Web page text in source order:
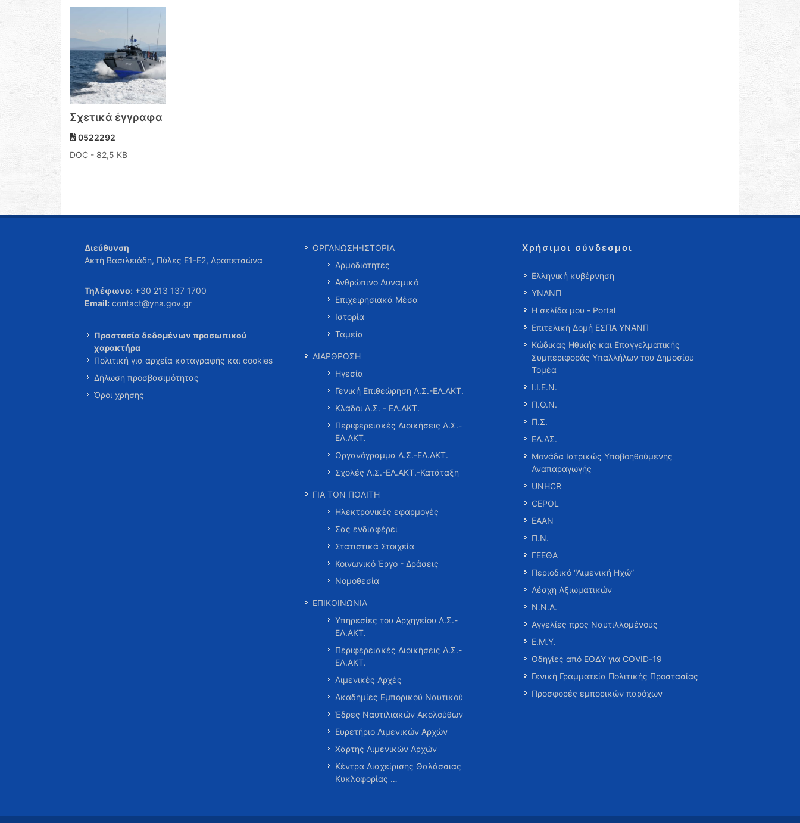
Σχετικά έγγραφα
0522292
DOC - 82,5 KB
Διεύθυνση
Ακτή Βασιλειάδη, Πύλες Ε1-Ε2, Δραπετσώνα
Τηλέφωνο: +30 213 137 1700
Email: contact@yna.gov.gr
Προστασία δεδομένων προσωπικού
χαρακτήρα
Πολιτική για αρχεία καταγραφής και cookies
Δήλωση προσβασιμότητας
Όροι χρήσης
ΟΡΓΑΝΩΣΗ-ΙΣΤΟΡΙΑ
Αρμοδιότητες
Ανθρώπινο Δυναμικό
Επιχειρησιακά Μέσα
Ιστορία
Ταμεία
ΔΙΑΡΘΡΩΣΗ
Ηγεσία
Γενική Επιθεώρηση Λ.Σ.-ΕΛ.ΑΚΤ.
Κλάδοι Λ.Σ. - ΕΛ.ΑΚΤ.
Περιφερειακές Διοικήσεις Λ.Σ.-
ΕΛ.ΑΚΤ.
Οργανόγραμμα Λ.Σ.-ΕΛ.ΑΚΤ.
Σχολές Λ.Σ.-ΕΛ.ΑΚΤ.-Κατάταξη
ΓΙΑ ΤΟΝ ΠΟΛΙΤΗ
Ηλεκτρονικές εφαρμογές
Σας ενδιαφέρει
Στατιστικά Στοιχεία
Κοινωνικό Έργο - Δράσεις
Νομοθεσία
ΕΠΙΚΟΙΝΩΝΙΑ
Υπηρεσίες του Αρχηγείου Λ.Σ.-
ΕΛ.ΑΚΤ.
Περιφερειακές Διοικήσεις Λ.Σ.-
ΕΛ.ΑΚΤ.
Λιμενικές Αρχές
Ακαδημίες Εμπορικού Ναυτικού
Έδρες Ναυτιλιακών Ακολούθων
Ευρετήριο Λιμενικών Αρχών
Χάρτης Λιμενικών Αρχών
Κέντρα Διαχείρισης Θαλάσσιας
Κυκλοφορίας …
Χρήσιμοι σύνδεσμοι
Ελληνική κυβέρνηση
ΥΝΑΝΠ
Η σελίδα μου - Portal
Επιτελική Δομή ΕΣΠΑ ΥΝΑΝΠ
Κώδικας Ηθικής και Επαγγελματικής
Συμπεριφοράς Υπαλλήλων του Δημοσίου
Τομέα
Ι.Ι.Ε.Ν.
Π.Ο.Ν.
Π.Σ.
ΕΛ.ΑΣ.
Μονάδα Ιατρικώς Υποβοηθούμενης
Αναπαραγωγής
UNHCR
CEPOL
ΕΑΑΝ
Π.Ν.
ΓΕΕΘΑ
Περιοδικό “Λιμενική Ηχώ”
Λέσχη Αξιωματικών
Ν.Ν.Α.
Αγγελίες προς Ναυτιλλομένους
Ε.Μ.Υ.
Οδηγίες από ΕΟΔΥ για COVID-19
Γενική Γραμματεία Πολιτικής Προστασίας
Προσφορές εμπορικών παρόχων